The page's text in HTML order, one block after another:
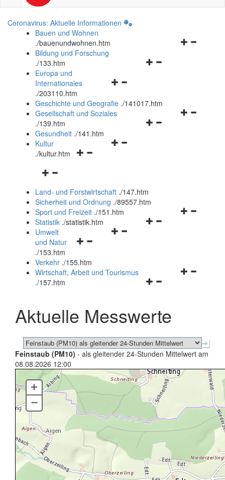
Coronavirus: Aktuelle Informationen
Bauen und Wohnen
./bauenundwohnen.htm
Navigationsmenü
Bildung und Forschung
./133.htm
Navigationsmenü
und
schließen
Europa und
Internationales
./203110.htm
Geschichte und Geografie ./141017.htm
Navigationsmenü
Gesellschaft und Soziales
./139.htm
Navigationsmenü
Gesundheit ./141.htm
Navigationsmenü
Kultur
./kultur.htm
Navigationsmenü
und
schließen
Land- und Forstwirtschaft ./147.htm
Sicherheit und Ordnung ./89557.htm
Navigationsmenü
Sport und Freizeit ./151.htm
Navigationsmenü
Statistik ./statistik.htm
Navigationsmenü
und
schließen
Umwelt
und Natur
./153.htm
Verkehr ./155.htm
Navigationsmenü
schließen
Wirtschaft, Arbeit und Tourismus
./157.htm
Aktuelle Messwerte
Feinstaub (PM10) - als gleitender 24-Stunden Mittelwert am
08.08.2026 12:00
+
–